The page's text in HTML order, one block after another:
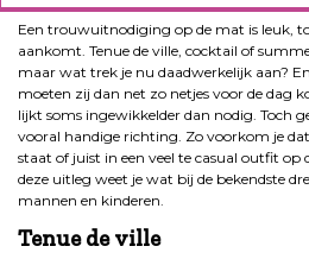
Een trouwuitnodiging op de mat is leuk,
aankomt. Tenue de ville, cocktail of
maar wat trek je nu daadwerkelijk aan?
moeten zij dan net zo netjes voor de dag
lijkt soms ingewikkelder dan nodig. Toch
vooral handige richting. Zo voorkom je
staat of juist in een veel te casual outfit
deze uitleg weet je wat bij de bekendste
mannen en kinderen.
Tenue de ville